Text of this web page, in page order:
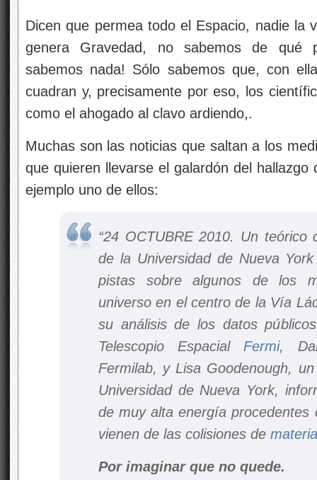
Dicen que permea todo el Espacio, nadie la
genera Gravedad, no sabemos de qué
sabemos nada! Sólo sabemos que, con
cuadran y, precisamente por eso, los
como el ahogado al clavo ardiendo,.
Muchas son las noticias que saltan a los
que quieren llevarse el galardón del hallazgo
ejemplo uno de ellos:
“24 OCTUBRE 2010. Un
de la Universidad de Nueva
pistas sobre algunos de los
universo en el centro de la Vía
su análisis de los datos
Telescopio Espacial Fermi,
Fermilab, y Lisa Goodenough,
Universidad de Nueva York,
de muy alta energía
vienen de las colisiones de
Por imaginar que no quede.